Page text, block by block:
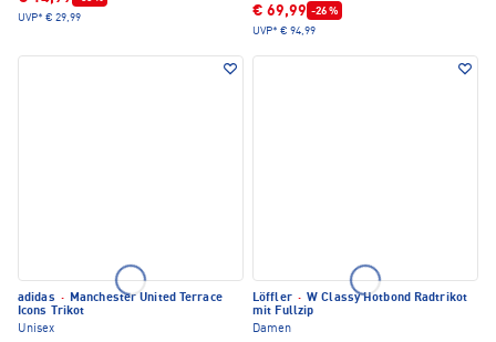
UVP* € 29,99 € 69,99 -26 %
UVP* € 94,99
adidas · Manchester United Terrace
Icons Trikot
Unisex
Löffler · W Classy Hotbond Radtrikot
mit Fullzip
Damen